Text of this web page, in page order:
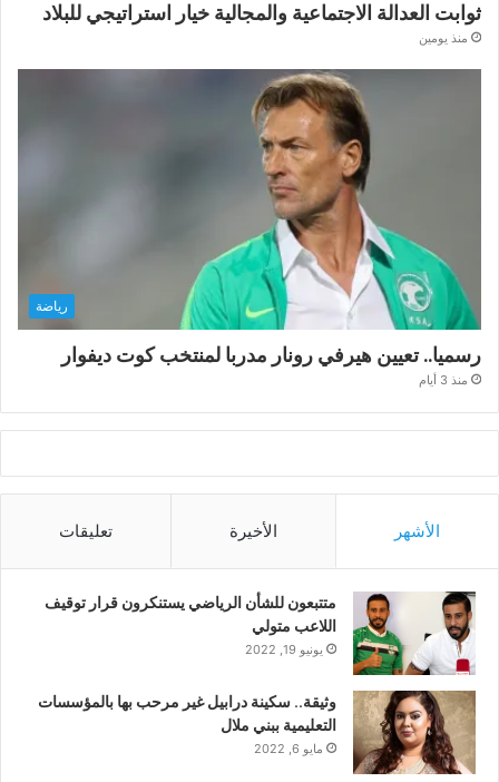
ثوابت العدالة الاجتماعية والمجالية خيار استراتيجي للبلاد
منذ يومين
رياضة
رسميا.. تعيين هيرفي رونار مدربا لمنتخب كوت ديفوار
منذ 3 أيام
الأشهر الأخيرة تعليقات
متتبعون للشأن الرياضي يستنكرون قرار توقيف
اللاعب متولي
يونيو 19, 2022
وثيقة.. سكينة درابيل غير مرحب بها بالمؤسسات
التعليمية ببني ملال
مايو 6, 2022